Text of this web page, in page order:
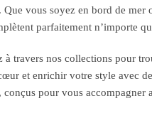
Que vous soyez en bord de mer
parfaitement n’importe
à travers nos collections pour
et enrichir votre style avec
conçus pour vous accompagner